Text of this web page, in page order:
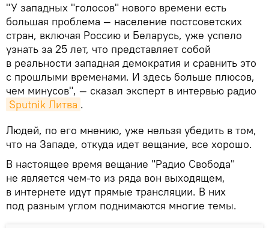
"У западных "голосов" нового времени есть
большая проблема — население постсоветских
стран, включая Россию и Беларусь, уже успело
узнать за 25 лет, что представляет собой
в реальности западная демократия и сравнить это
с прошлыми временами. И здесь больше плюсов,
чем минусов", — сказал эксперт в интервью радио
Sputnik Литва .
Людей, по его мнению, уже нельзя убедить в том,
что на Западе, откуда идет вещание, все хорошо.
В настоящее время вещание "Радио Свобода"
не является чем-то из ряда вон выходящем,
в интернете идут прямые трансляции. В них
под разным углом поднимаются многие темы.